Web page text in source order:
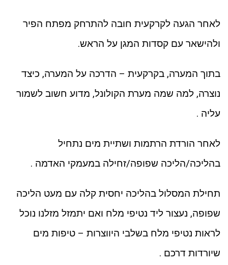
לאחר הגעה לקרקעית חובה להתרחק מפתח הפיר
ולהישאר עם קסדות המגן על הראש.
בתוך המערה, בקרקעית – הדרכה על המערה, כיצד
נוצרה, למה שמה מערת הקולונל, מדוע חשוב לשמור
עליה .
לאחר הורדת הרתמות ושתיית מים נתחיל
בהליכה/הליכה שפופה/זחילה במעמקי האדמה .
תחילת המסלול בהליכה יחסית קלה עם מעט הליכה
שפופה, נעצור ליד נטיפי מלח ואם יתמזל מזלנו נוכל
לראות נטיפי מלח בשלבי היווצרות – טיפות מים
שיורדות דרכם .